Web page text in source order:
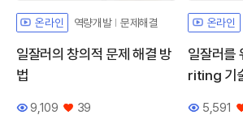
온라인 역량개발 문제해결
일잘러의 창의적 문제 해결 방
법
조회수
9,109
좋아요
39
온라인
일잘러를
riting 기
조회수
5,591